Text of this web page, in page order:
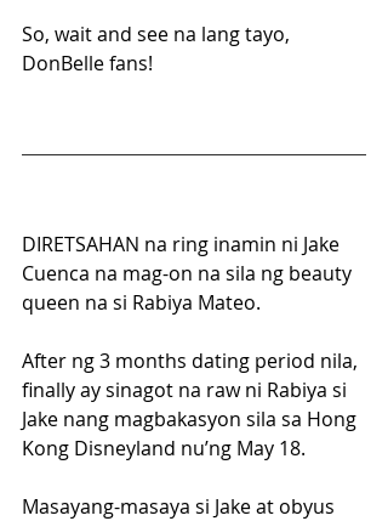
So, wait and see na lang tayo,
DonBelle fans!
DIRETSAHAN na ring inamin ni Jake
Cuenca na mag-on na sila ng beauty
queen na si Rabiya Mateo.
After ng 3 months dating period nila,
finally ay sinagot na raw ni Rabiya si
Jake nang magbakasyon sila sa Hong
Kong Disneyland nu’ng May 18.
Masayang-masaya si Jake at obyus